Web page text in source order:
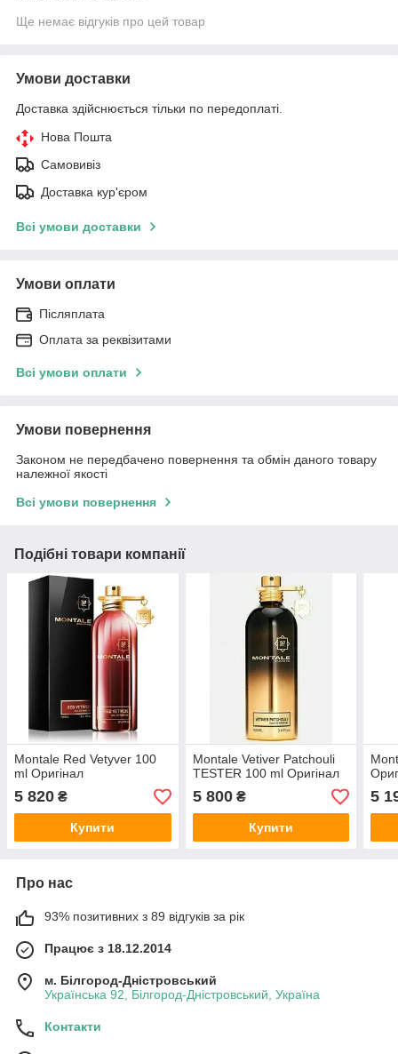
Ще немає відгуків про цей товар
Умови доставки
Доставка здійснюється тільки по передоплаті.
Нова Пошта
Самовивіз
Доставка кур'єром
Всі умови доставки
Умови оплати
Післяплата
Оплата за реквізитами
Всі умови оплати
Умови повернення
Законом не передбачено повернення та обмін даного товару
належної якості
Всі умови повернення
Подібні товари компанії
Montale Red Vetyver 100
ml Оригінал
5 820 ₴
Купити
Montale Vetiver Patchouli
TESTER 100 ml Оригінал
5 800₴
Купити
5
Про нас
93% позитивних з 89 відгуків за рік
Працює з 18.12.2014
м. Білгород-Дністровський
Українська 92, Білгород-Дністровський, Україна
Контакти